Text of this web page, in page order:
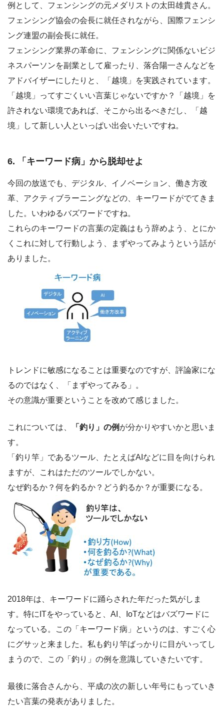
例として、フェンシングの元メダリストの太田雄貴さん。
フェンシング協会の会長に就任されながら、国際フェンシ
ング連盟の副会長に就任。
フェンシング業界の革命に、フェンシングに関係ないビジ
ネスパーソンを副業として雇ったり、落合陽一さんなどを
アドバイザーにしたりと、「越境」を実践されています。
「越境」ってすごくいい言葉じゃないですか？「越境」を
許されない環境であれば、そこから出るべきだし、「越
境」して新しい人といっぱい出会いたいですね。
6. 「キーワード病」から脱却せよ
今回の放送でも、デジタル、イノベーション、働き方改
革、アクティブラーニングなどの、キーワードがでてきま
した。いわゆるバズワードですね。
これらのキーワードの言葉の定義はもう辞めよう、とにか
くこれに対して行動しよう、まずやってみようという話が
ありました。
トレンドに敏感になることは重要なのですが、評論家にな
るのではなく、「まずやってみる」。
その意識が重要ということを改めて感じました。
これについては、 「釣り」の例 が分かりやすいかと思いま
す。
「釣り竿」であるツール、たとえばAIなどに目を向けられ
ますが、これはただのツールでしかない。
なぜ釣るか？何を釣るか？どう釣るか？が重要になる。
2018年は、キーワードに踊らされた年だった気がしま
す。特にITをやっていると、AI、IoTなどはバズワードに
なっている。この「キーワード病」というのは、すごく心
にグサッと来ました。私も釣り竿ばっかりに目がいってし
まうので、この「釣り」の例を意識していきたいです。
最後に落合さんから、平成の次の新しい年号にもっていき
たい言葉の発表がありました。